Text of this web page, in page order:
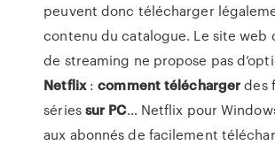
peuvent donc télécharger
contenu du catalogue. Le site web
de streaming ne propose pas
Netflix:commenttéléchargerdes
sériessur PC… Netflix pour
aux abonnés de facilement